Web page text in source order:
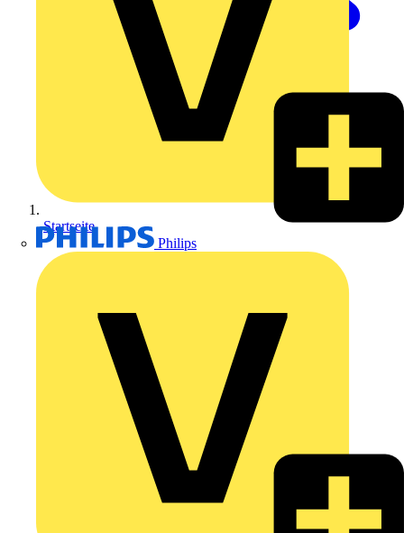
Philips
Startseite